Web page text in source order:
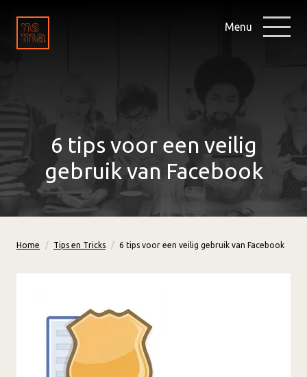
Menu
6 tips voor een veilig
gebruik van Facebook
Home Tips en Tricks 6 tips voor een veilig gebruik van Facebook